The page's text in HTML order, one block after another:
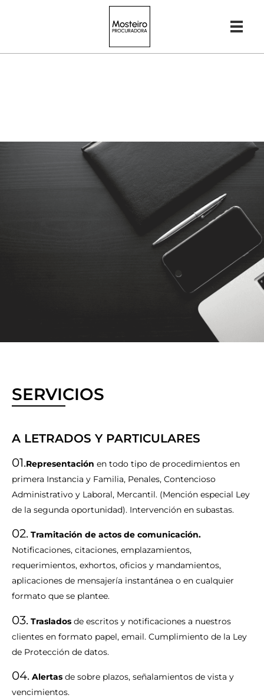
SERVICIOS
A LETRADOS Y PARTICULARES
01.Representación en todo tipo de procedimientos en
primera Instancia y Familia, Penales, Contencioso
Administrativo y Laboral, Mercantil. (Mención especial Ley
de la segunda oportunidad). Intervención en subastas.
02. Tramitación de actos de comunicación.
Notificaciones, citaciones, emplazamientos,
requerimientos, exhortos, oficios y mandamientos,
aplicaciones de mensajería instantánea o en cualquier
formato que se plantee.
03. Traslados de escritos y notificaciones a nuestros
clientes en formato papel, email. Cumplimiento de la Ley
de Protección de datos.
04. Alertas de sobre plazos, señalamientos de vista y
vencimientos.